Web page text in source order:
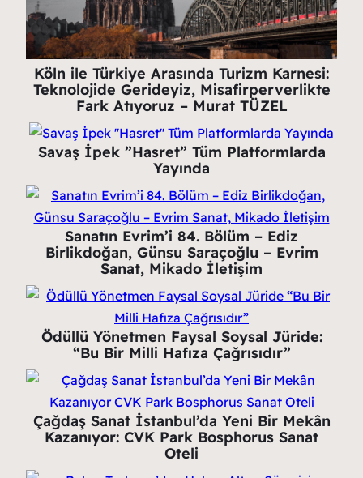
Köln ile Türkiye Arasında Turizm Karnesi:
Teknolojide Gerideyiz, Misafirperverlikte
Fark Atıyoruz – Murat TÜZEL
Savaş İpek ”Hasret” Tüm Platformlarda
Yayında
Sanatın Evrim’i 84. Bölüm – Ediz
Birlikdoğan, Günsu Saraçoğlu – Evrim
Sanat, Mikado İletişim
Ödüllü Yönetmen Faysal Soysal Jüride:
“Bu Bir Milli Hafıza Çağrısıdır”
Çağdaş Sanat İstanbul’da Yeni Bir Mekân
Kazanıyor: CVK Park Bosphorus Sanat
Oteli